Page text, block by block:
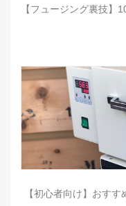
【フュージング裏技】
【初心者向け】おす